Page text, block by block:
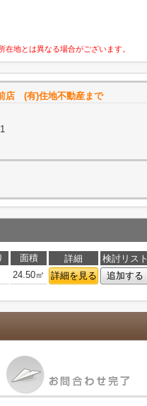
地とは異なる場合がございます。
店 (有)住地不動産まで
面積 詳細
検討リスト
24.50㎡ 詳細を見る 追加する